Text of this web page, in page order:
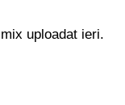
uploadat ieri.